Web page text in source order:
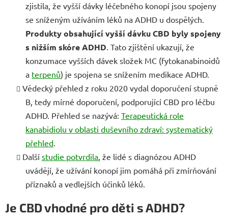
zjistila, že vyšší dávky léčebného konopí jsou spojeny
se sníženým užíváním léků na ADHD u dospělých.
Produkty obsahující vyšší dávku CBD byly spojeny
s nižším skóre ADHD. Tato zjištění ukazují, že
konzumace vyšších dávek složek MC (fytokanabinoidů
a terpenů) je spojena se snížením medikace ADHD.
Vědecký přehled z roku 2020 vydal doporučení stupně
B, tedy mírné doporučení, podporující CBD pro léčbu
ADHD. Přehled se nazývá: Terapeutická role
kanabidiolu v oblasti duševního zdraví: systematický
přehled.
Další studie potvrdila, že lidé s diagnózou ADHD
uvádějí, že užívání konopí jim pomáhá při zmírňování
příznaků a vedlejších účinků léků.
Je CBD vhodné pro děti s ADHD?